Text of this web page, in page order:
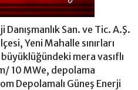
San. ve Tic. A.Ş.
Yeni Mahalle sınırları
mera vasıflı
10 MWe, depolama
Depolamalı Güneş Enerji